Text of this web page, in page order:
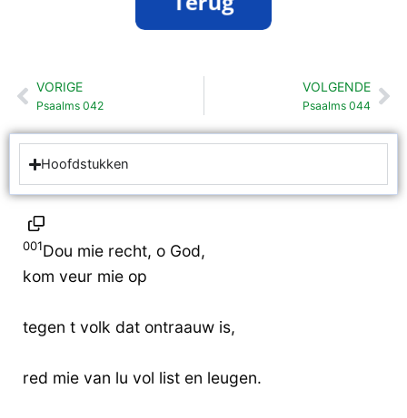
Vorige
VORIGE
Psaalms 042
VOLGENDE
Psaalms 044
Hoofdstukken
001Dou mie recht, o God,
kom veur mie op
tegen t volk dat ontraauw is,
red mie van lu vol list en leugen.